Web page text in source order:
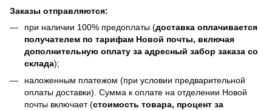
Заказы отправляются:
при наличии 100% предоплаты (доставка оплачивается
получателем по тарифам Новой почты, включая
дополнительную оплату за адресный забор заказа со
склада);
наложенным платежом (при условии предварительной
оплаты доставки). Сумма к оплате на отделении Новой
почты включает (стоимость товара, процент за